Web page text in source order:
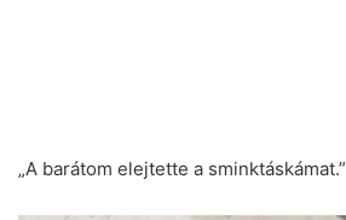
„A barátom elejtette a sminktáskámat.”